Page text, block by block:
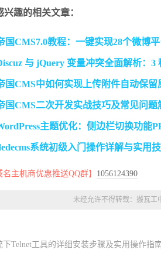
兴趣的相关文章：
国CMS7.0教程：一键实现28个微博
与 jQuery 变量冲突全面解析：
国CMS中如何实现上传附件自动保
国CMS二次开发实战技巧及常见问题
主题优化：侧边栏切换功能
系统初级入门操作详解与实用
名主机商优惠推送QQ群】 1056124390
未经允许不得转载： 搬瓦工
下Telnet工具的详细安装步骤及实用操作指